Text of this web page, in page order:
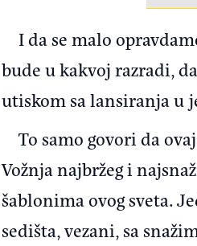
I da se malo
bude u kakvoj razradi,
utiskom sa lansiranja u
To samo govori da
Vožnja najbržeg i
šablonima ovog sveta.
sedišta, vezani, sa